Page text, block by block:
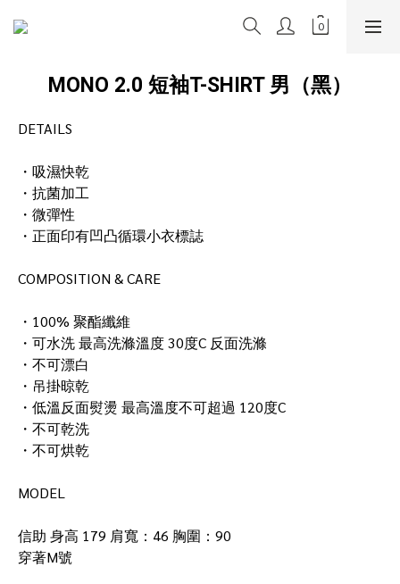
MONO 2.0 短袖T-SHIRT 男（黑）
DETAILS
・吸濕快乾
・抗菌加工
・微彈性
・正面印有凹凸循環小衣標誌
COMPOSITION & CARE
・100% 聚酯纖維
・可水洗 最高洗滌溫度 30度C 反面洗滌
・不可漂白
・吊掛晾乾
・低溫反面熨燙 最高溫度不可超過 120度C
・不可乾洗
・不可烘乾
MODEL
信助 身高 179 肩寬：46 胸圍：90
穿著M號